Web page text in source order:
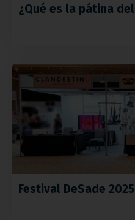
¿Qué es la pátina del
Festival DeSade 2025